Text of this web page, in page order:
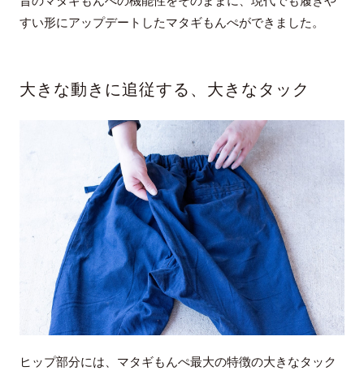
すい形にアップデートしたマタギもんぺができました。
大きな動きに追従する、大きなタック
ヒップ部分には、マタギもんぺ最大の特徴の大きなタック